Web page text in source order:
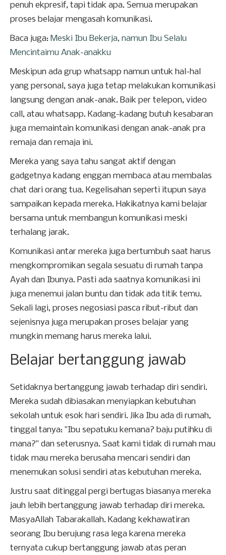
penuh ekpresif, tapi tidak apa. Semua merupakan
proses belajar mengasah komunikasi.
Baca juga: Meski Ibu Bekerja, namun Ibu Selalu
Mencintaimu Anak-anakku
Meskipun ada grup whatsapp namun untuk hal-hal
yang personal, saya juga tetap melakukan komunikasi
langsung dengan anak-anak. Baik per telepon, video
call, atau whatsapp. Kadang-kadang butuh kesabaran
juga memaintain komunikasi dengan anak-anak pra
remaja dan remaja ini.
Mereka yang saya tahu sangat aktif dengan
gadgetnya kadang enggan membaca atau membalas
chat dari orang tua. Kegelisahan seperti itupun saya
sampaikan kepada mereka. Hakikatnya kami belajar
bersama untuk membangun komunikasi meski
terhalang jarak.
Komunikasi antar mereka juga bertumbuh saat harus
mengkompromikan segala sesuatu di rumah tanpa
Ayah dan Ibunya. Pasti ada saatnya komunikasi ini
juga menemui jalan buntu dan tidak ada titik temu.
Sekali lagi, proses negosiasi pasca ribut-ribut dan
sejenisnya juga merupakan proses belajar yang
mungkin memang harus mereka lalui.
Belajar bertanggung jawab
Setidaknya bertanggung jawab terhadap diri sendiri.
Mereka sudah dibiasakan menyiapkan kebutuhan
sekolah untuk esok hari sendiri. Jika Ibu ada di rumah,
tinggal tanya: "Ibu sepatuku kemana? baju putihku di
mana?" dan seterusnya. Saat kami tidak di rumah mau
tidak mau mereka berusaha mencari sendiri dan
menemukan solusi sendiri atas kebutuhan mereka.
Justru saat ditinggal pergi bertugas biasanya mereka
jauh lebih bertanggung jawab terhadap diri mereka.
MasyaAllah Tabarakallah. Kadang kekhawatiran
seorang Ibu berujung rasa lega karena mereka
ternyata cukup bertanggung jawab atas peran